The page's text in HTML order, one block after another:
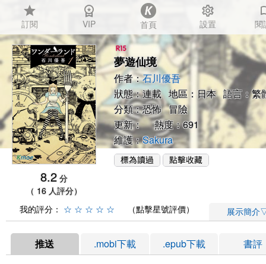
star
訂閱
workspace_premium
VIP 首頁
settings
設置 閱
8.2 分
（ 16 人評分）
夢遊仙境
作者：石川優吾
狀態：連載 地區：日本 語言：繁
分類：恐怖 冒險
更新： 熱度：691
維護：Sakura
我的評分： ☆ ☆ ☆ ☆ ☆ （點擊星號評價） 展示簡介
推送 .mobi下載 .epub下載 書評